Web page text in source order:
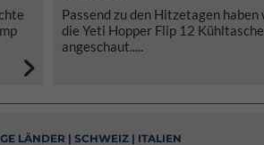
Passend zu den Hitzetagen haben
die Yeti Hopper Flip 12 Kühltasche
angeschaut.....
LÄNDER | SCHWEIZ | ITALIEN